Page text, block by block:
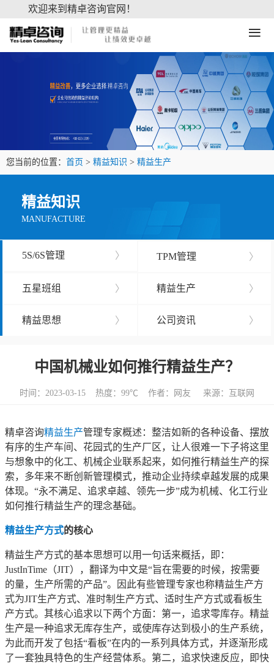
欢迎来到精卓咨询官网！
≡
您当前的位置： 首页 > 精益知识 > 精益生产
精益知识
MANUFACTURE
5S/6S管理 〉 TPM管理 〉
五星班组 〉 精益生产 〉
精益思想 〉 公司资讯 〉
中国机械业如何推行精益生产？
时间：2023-03-15 热度： 99℃ 作者：网友 来源：互联网
精卓咨询精益生产管理专家概述：整洁如新的各种设备、摆放
有序的生产车间、花园式的生产厂区，让人很难一下子将这里
与想象中的化工、机械企业联系起来，如何推行精益生产的探
索，多年来不断创新管理模式，推动企业持续卓越发展的成果
体现。“永不满足、追求卓越、领先一步”成为机械、化工行业
如何推行精益生产的理念基础。
精益生产方式的核心
精益生产方式的基本思想可以用一句话来概括，即：
JustInTime（JIT），翻译为中文是“旨在需要的时候，按需要
的量，生产所需的产品”。因此有些管理专家也称精益生产方
式为JIT生产方式、准时制生产方式、适时生产方式或看板生
产方式。其核心追求以下两个方面：第一，追求零库存。精益
生产是一种追求无库存生产，或使库存达到极小的生产系统，
为此而开发了包括“看板”在内的一系列具体方式，并逐渐形成
了一套独具特色的生产经营体系。第二，追求快速反应，即快